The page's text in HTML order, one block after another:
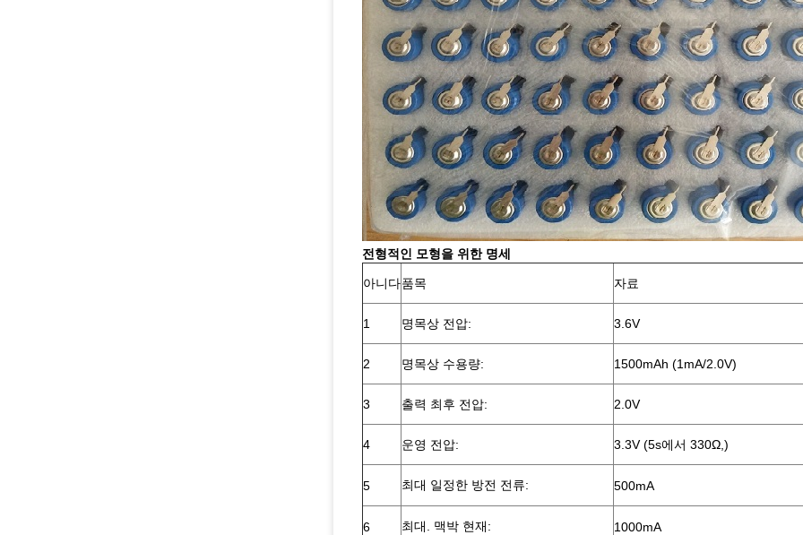
전형적인 모형을 위한 명세
아니다품목 자료
1 명목상 전압: 3.6V
2 명목상 수용량: 1500mAh (1mA/2.0V)
3 출력 최후 전압: 2.0V
4 운영 전압: 3.3V (5s에서 330Ω,)
5 최대 일정한 방전 전류: 500mA
6 최대. 맥박 현재: 1000mA